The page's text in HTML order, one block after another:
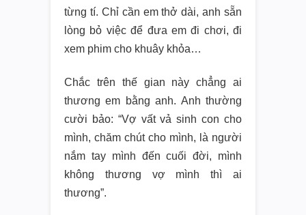
từng tí. Chỉ cần em thở dài, anh sẵn
lòng bỏ việc để đưa em đi chơi, đi
xem phim cho khuây khỏa…
Chắc trên thế gian này chẳng ai
thương em bằng anh. Anh thường
cười bảo: “Vợ vất vả sinh con cho
mình, chăm chút cho mình, là người
nắm tay mình đến cuối đời, mình
không thương vợ mình thì ai
thương”.